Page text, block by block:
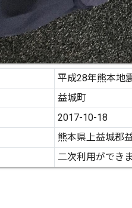
平成28年熊本地
益城町
2017-10-18
熊本県上益城郡
二次利用ができま